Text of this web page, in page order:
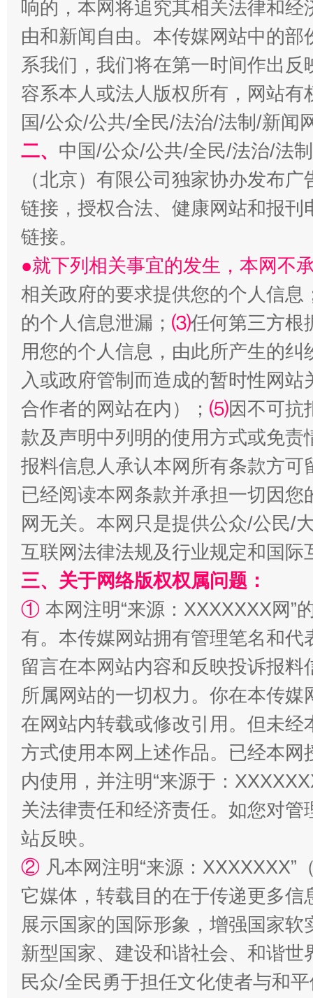
魏明亮
“刷贴”乱象丛生
生
揭批美国五大"原罪" "炒
解纷+调解+退费，一次搞定
站台名比不上好声名
响的，本网将追究其相关法律和
由和新闻自由。本传媒网站中的
系我们，我们将在第一时间作出
容系本人或法人版权所有，网站
国/公众/公共/全民/法治/法制/新闻
二、 中国/公众/公共/全民/法治/法
（北京）有限公司独家协办发布
链接，授权合法、健康网站和报
链接。
●就下列相关事宜的发生，本网不
相关政府的要求提供您的个人信息
的个人信息泄漏； ⑶任何第三方根
用您的个人信息，由此所产生的纠
入或政府管制而造成的暂时性网
合作者的网站在内）； ⑸因不可抗
款及声明中列明的使用方式或免责
报料信息人承认本网所有条款方
已经阅读本网条款并承担一切因
网无关。本网只是提供公众/公民/
互联网法律法规及行业规定和国
三、关于网络版权权属问题：
① 本网注明“来源：XXXXXXX网”
有。本传媒网站拥有管理笔名和
留言在本网站内容和反映投诉报
所属网站的一切权力。你在本传
在网站内转载或修改引用。但未
方式使用本网上述作品。已经本
内使用，并注明“来源于：
关法律责任和经济责任。如您对
站反映。
② 凡本网注明“来源：
它媒体，转载目的在于传递更多
展示国家的国际形象，增强国家
新型国家、建设和谐社会、和谐
民众/全民勇于担任文化使者与和